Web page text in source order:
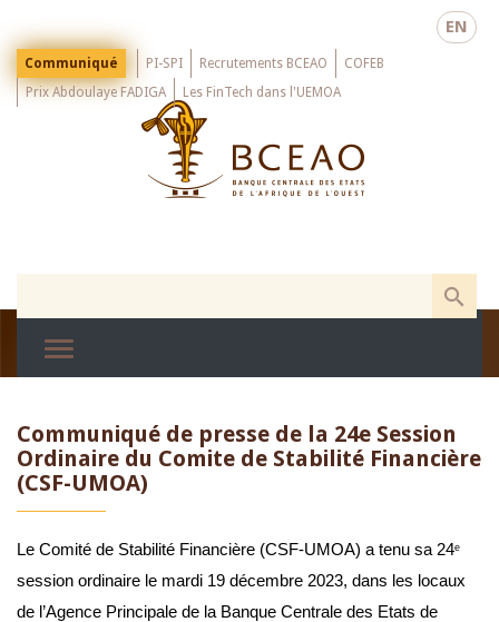
main
EN
Menu
Top
Communiqué PI-SPI Recrutements BCEAO
COFEB
Prix Abdoulaye FADIGA
Les FinTech dans l'UEMOA
Communiqué de presse de la 24e Session
Ordinaire du Comite de Stabilité Financière
(CSF-UMOA)
Le Comité de Stabilité Financière (CSF-UMOA) a tenu sa 24e
session ordinaire le mardi 19 décembre 2023, dans les locaux
de l’Agence Principale de la Banque Centrale des Etats de